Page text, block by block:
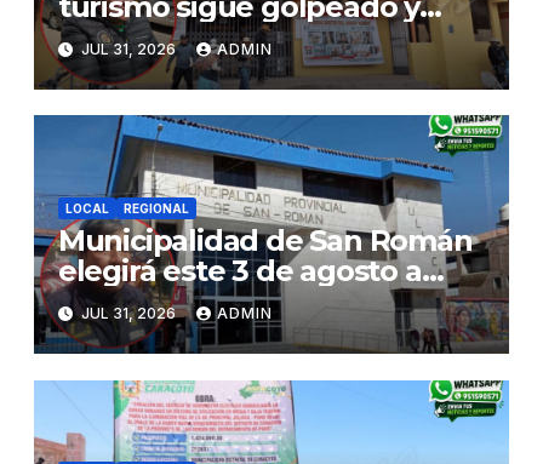
alcaldesa exige al nuevo
Gobierno fondos para obras
paralizadas
JUL 31, 2026 ADMIN
LOCAL REGIONAL
Municipalidad de San Román
elegirá este 3 de agosto a
representantes del Comité
de Seguridad y Salud en el
Trabajo
JUL 31, 2026 ADMIN